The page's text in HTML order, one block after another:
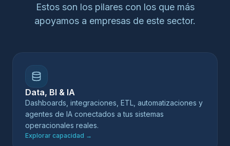
Estos son los pilares con los que más
apoyamos a empresas de este sector.
Data, BI & IA
Dashboards, integraciones, ETL, automatizaciones y
agentes de IA conectados a tus sistemas
operacionales reales.
Explorar capacidad →